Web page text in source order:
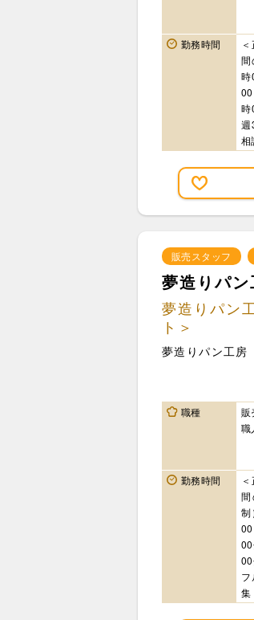
勤務時間
週
相
販売スタッフ
夢造りパ
夢造りパン
ト＞
夢造りパン工
職種
販
職
勤務時間
制
集